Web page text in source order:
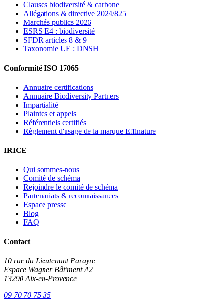
Clauses biodiversité & carbone
Allégations & directive 2024/825
Marchés publics 2026
ESRS E4 : biodiversité
SFDR articles 8 & 9
Taxonomie UE : DNSH
Conformité ISO 17065
Annuaire certifications
Annuaire Biodiversity Partners
Impartialité
Plaintes et appels
Référentiels certifiés
Règlement d'usage de la marque Effinature
IRICE
Qui sommes-nous
Comité de schéma
Rejoindre le comité de schéma
Partenariats & reconnaissances
Espace presse
Blog
FAQ
Contact
10 rue du Lieutenant Parayre
Espace Wagner Bâtiment A2
13290 Aix-en-Provence
09 70 70 75 35